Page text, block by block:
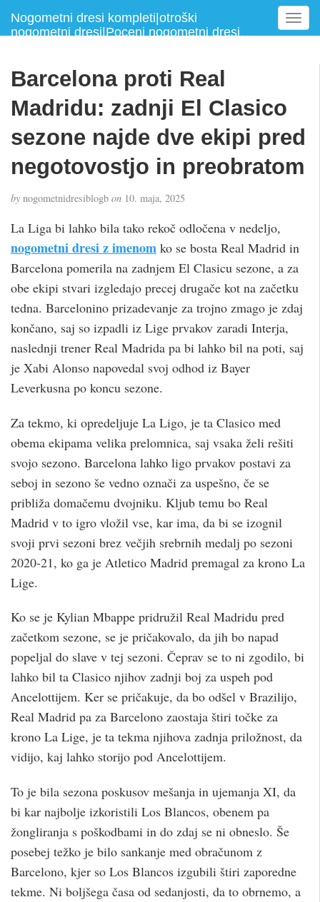
Nogometni dresi kompleti|otroški
nogometni dresi|Poceni nogometni dresi
T
o
v
i
g
n
Barcelona proti Real
Madridu: zadnji El Clasico
sezone najde dve ekipi pred
negotovostjo in preobratom
by nogometnidresiblogb on 10. maja, 2025
La Liga bi lahko bila tako rekoč odločena v nedeljo,
nogometni dresi z imenom ko se bosta Real Madrid in
Barcelona pomerila na zadnjem El Clasicu sezone, a za
obe ekipi stvari izgledajo precej drugače kot na začetku
tedna. Barcelonino prizadevanje za trojno zmago je zdaj
končano, saj so izpadli iz Lige prvakov zaradi Interja,
naslednji trener Real Madrida pa bi lahko bil na poti, saj
je Xabi Alonso napovedal svoj odhod iz Bayer
Leverkusna po koncu sezone.
Za tekmo, ki opredeljuje La Ligo, je ta Clasico med
obema ekipama velika prelomnica, saj vsaka želi rešiti
svojo sezono. Barcelona lahko ligo prvakov postavi za
seboj in sezono še vedno označi za uspešno, če se
približa domačemu dvojniku. Kljub temu bo Real
Madrid v to igro vložil vse, kar ima, da bi se izognil
svoji prvi sezoni brez večjih srebrnih medalj po sezoni
2020-21, ko ga je Atletico Madrid premagal za krono La
Lige.
Ko se je Kylian Mbappe pridružil Real Madridu pred
začetkom sezone, se je pričakovalo, da jih bo napad
popeljal do slave v tej sezoni. Čeprav se to ni zgodilo, bi
lahko bil ta Clasico njihov zadnji boj za uspeh pod
Ancelottijem. Ker se pričakuje, da bo odšel v Brazilijo,
Real Madrid pa za Barcelono zaostaja štiri točke za
krono La Lige, je ta tekma njihova zadnja priložnost, da
vidijo, kaj lahko storijo pod Ancelottijem.
To je bila sezona poskusov mešanja in ujemanja XI, da
bi kar najbolje izkoristili Los Blancos, obenem pa
žongliranja s poškodbami in do zdaj se ni obneslo. Še
posebej težko je bilo sankanje med obračunom z
Barcelono, kjer so Los Blancos izgubili štiri zaporedne
tekme. Ni boljšega časa od sedanjosti, da to obrnemo, a